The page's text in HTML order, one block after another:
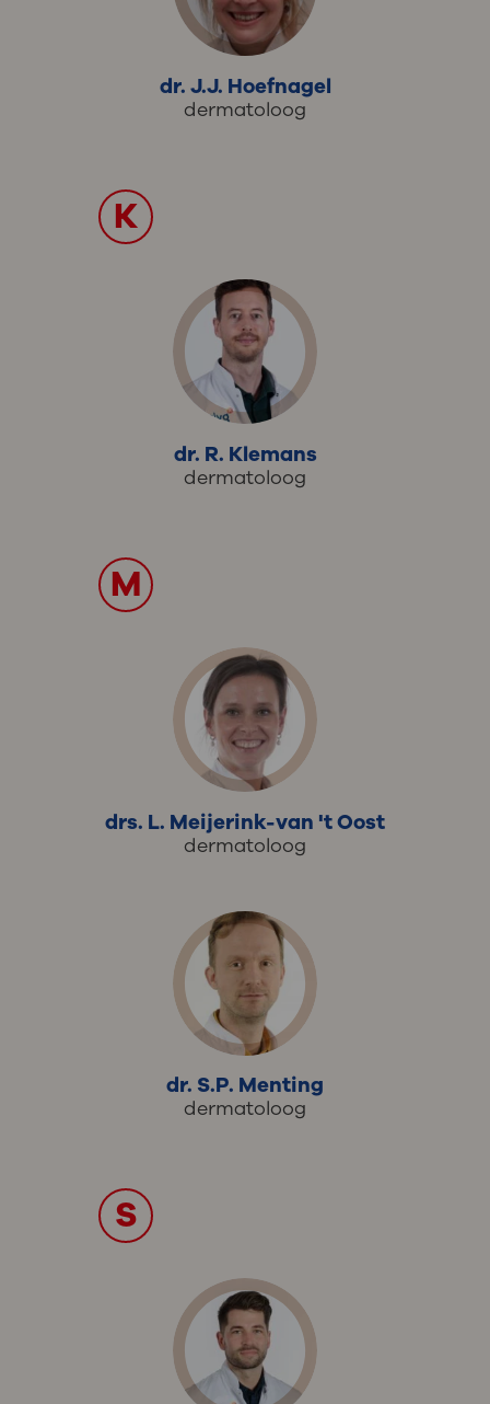
dr. J.J. Hoefnagel
dermatoloog
K
dr. R. Klemans
dermatoloog
M
drs. L. Meijerink-van 't Oost
dermatoloog
dr. S.P. Menting
dermatoloog
S